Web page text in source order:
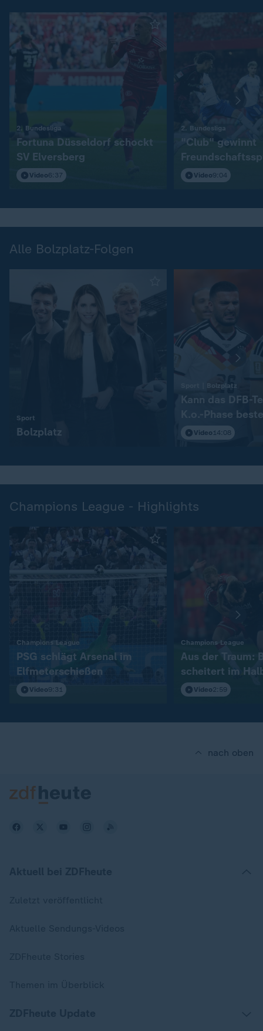
2. Bundesliga
Fortuna Düsseldorf schockt
SV Elversberg
Video6:37
2. Bundesliga
"Club" gewinnt
S04Video9:04
Alle Bolzplatz-Folgen
Sport
Bolzplatz
Sport | Bolzplatz
Kann das DFB-
K.o.-Phase
Video 14:08
Champions League - Highlights
Champions League
PSG schlägt Arsenal im
Elfmeterschießen
Video9:31
Champions League
Aus der Traum:
scheitert im
Video2:59
nach oben